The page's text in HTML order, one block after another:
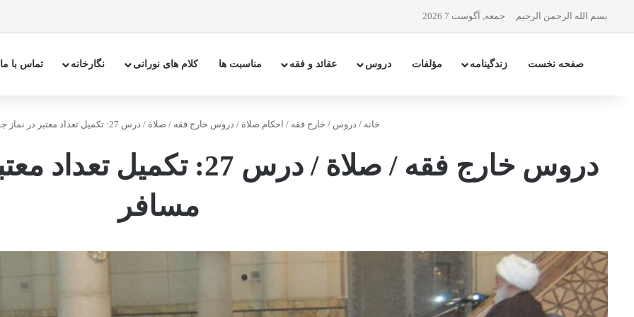
بسم الله الرحمن الرحیم جمعه, آگوست 7 2026
صفحه نخست زندگینامه مؤلفات دروس عقائد و فقه مناسبت ها کلام های نورانی نگارخانه تماس با ما
خانه / دروس / خارج فقه / احكام صلاة / دروس خارج فقه / صلاة / درس 27: تکمیل تعداد معتبر در نماز جمعه باشخص مسافر
دروس خارج فقه / صلاة / درس
مسافر